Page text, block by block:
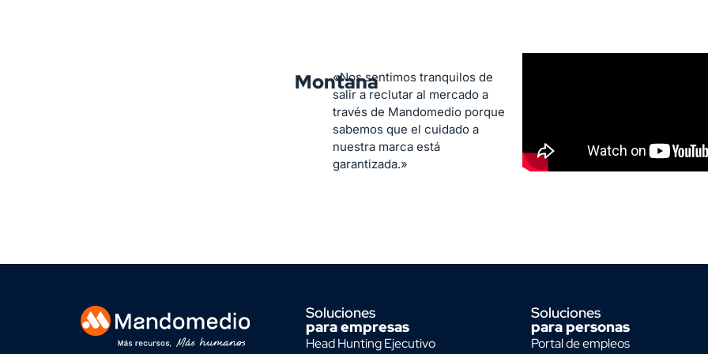
Montana
«Nos sentimos tranquilos de
salir a reclutar al mercado a
través de Mandomedio porque
sabemos que el cuidado a
nuestra marca está
garantizada.»
Soluciones
para empresas
Head Hunting Ejecutivo
Soluciones
para personas
Portal de empleos